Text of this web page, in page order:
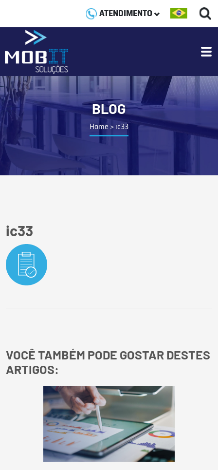
ATENDIMENTO
BLOG
Home > ic33
ic33
VOCÊ TAMBÉM PODE GOSTAR DESTES
ARTIGOS: